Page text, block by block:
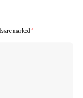
are marked*